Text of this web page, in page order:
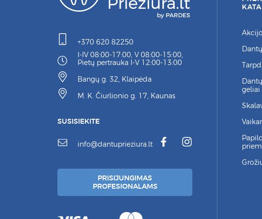
+370 620 82250
I-IV 08:00-17:00, V 08:00-15:00,
Pietų pertrauka I-V 12:00-13:00
Bangų g. 32, Klaipėda
M. K. Čiurlionio g. 17, Kaunas
SUSISIEKITE
info@dantuprieziura.lt
PRISIJUNGIMAS
PROFESIONALAMS
geliai